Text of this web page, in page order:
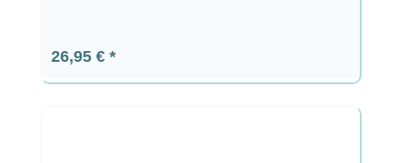
Prezzo normale:
26,95 €